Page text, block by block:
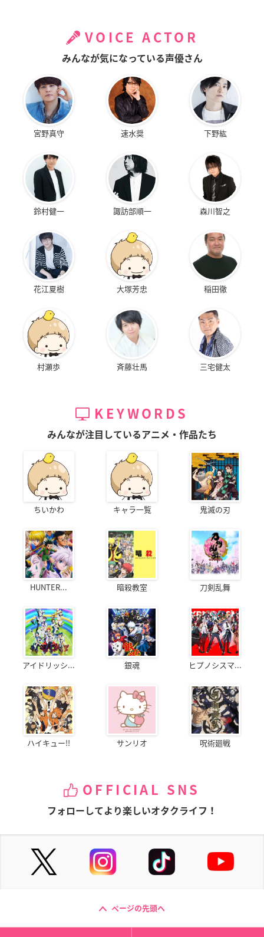
VOICE ACTOR
みんなが気になっている声優さん
宮野真守 速水奨 下野紘
鈴村健一 諏訪部順一 森川智之
花江夏樹 大塚芳忠 稲田徹
村瀬歩 斉藤壮馬 三宅健太
KEYWORDS
みんなが注目しているアニメ・作品たち
ちいかわ キャラ一覧 鬼滅の刃
HUNTER... 暗殺教室 刀剣乱舞
アイドリッシ... 銀魂 ヒプノシスマ...
ハイキュー!! サンリオ 呪術廻戦
OFFICIAL SNS
フォローしてより楽しいオタクライフ！
ページの先頭へ